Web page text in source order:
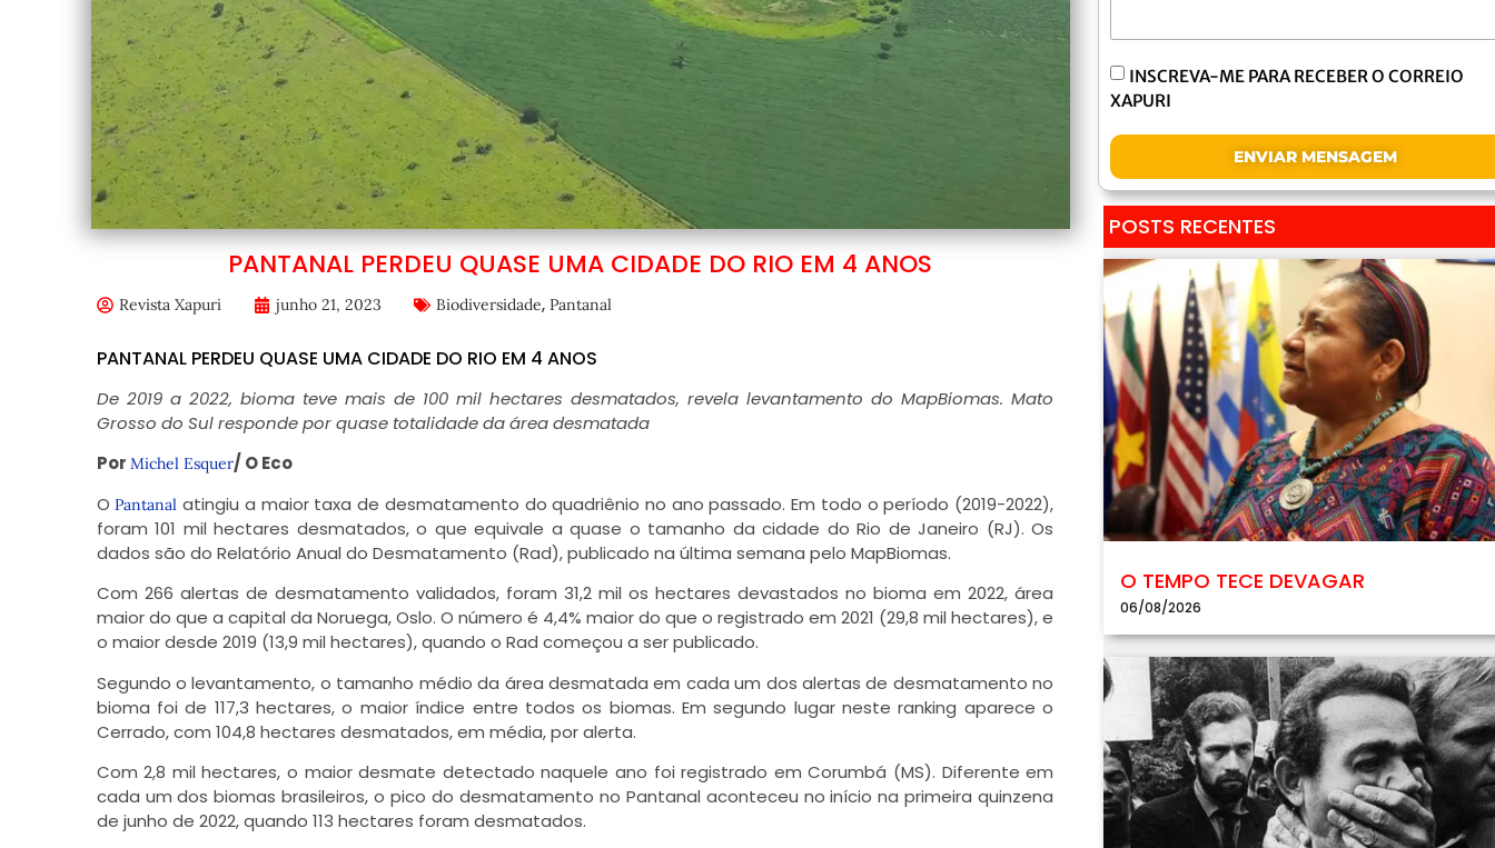
PANTANAL PERDEU QUASE UMA CIDADE DO RIO EM 4 ANOS
Revista Xapuri junho 21, 2023 Biodiversidade, Pantanal
PANTANAL PERDEU QUASE UMA CIDADE DO RIO EM 4 ANOS
De 2019 a 2022, bioma teve mais de 100 mil hectares desmatados, revela levantamento do MapBiomas. Mato
Grosso do Sul responde por quase totalidade da área desmatada
Por Michel Esquer/ O Eco
OPantanal atingiu a maior taxa de desmatamento do quadriênio no ano passado. Em todo o período (2019-2022),
foram 101 mil hectares desmatados, o que equivale a quase o tamanho da cidade do Rio de Janeiro (RJ). Os
dados são do Relatório Anual do Desmatamento (Rad), publicado na última semana pelo MapBiomas.
Com 266 alertas de desmatamento validados, foram 31,2 mil os hectares devastados no bioma em 2022, área
maior do que a capital da Noruega, Oslo. O número é 4,4% maior do que o registrado em 2021 (29,8 mil hectares), e
o maior desde 2019 (13,9 mil hectares), quando o Rad começou a ser publicado.
Segundo o levantamento, o tamanho médio da área desmatada em cada um dos alertas de desmatamento no
bioma foi de 117,3 hectares, o maior índice entre todos os biomas. Em segundo lugar neste ranking aparece o
Cerrado, com 104,8 hectares desmatados, em média, por alerta.
Com 2,8 mil hectares, o maior desmate detectado naquele ano foi registrado em Corumbá (MS). Diferente em
cada um dos biomas brasileiros, o pico do desmatamento no Pantanal aconteceu no início na primeira quinzena
de junho de 2022, quando 113 hectares foram desmatados.
INSCREVA-ME PARA RECEBER O CORREIO
XAPURI
ENVIAR MENSAGEM
POSTS RECENTES
O TEMPO TECE DEVAGAR
06/08/2026